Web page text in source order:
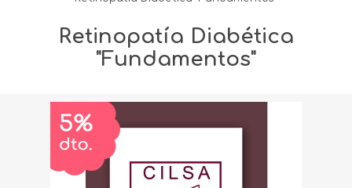
Retinopatía Diabética
"Fundamentos"